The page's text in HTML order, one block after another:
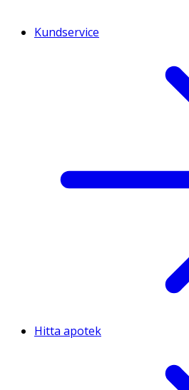
Kundservice
Hitta apotek